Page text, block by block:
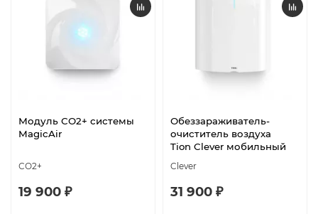
Модуль СО2+ системы
MagicAir
СО2+
19 900 ₽
Обеззараживатель-
очиститель воздуха
Tion Clever мобильный
Clever
31 900 ₽